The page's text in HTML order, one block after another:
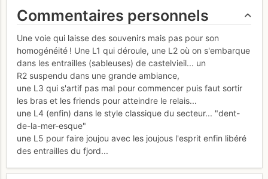
Commentaires personnels
Une voie qui laisse des souvenirs mais pas pour son
homogénéité ! Une L1 qui déroule, une L2 où on s'embarque
dans les entrailles (sableuses) de castelvieil... un
R2 suspendu dans une grande ambiance,
une L3 qui s'artif pas mal pour commencer puis faut sortir
les bras et les friends pour atteindre le relais...
une L4 (enfin) dans le style classique du secteur... "dent-
de-la-mer-esque"
une L5 pour faire joujou avec les joujous l'esprit enfin libéré
des entrailles du fjord...